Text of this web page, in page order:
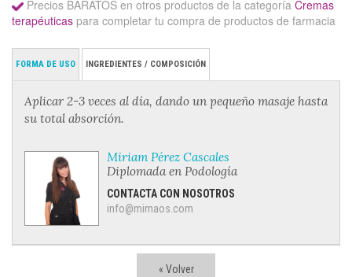
« Volver
Precios BARATOS en otros productos de la categoría Cremas
terapéuticas para completar tu compra de productos de farmacia
FORMA DE USO INGREDIENTES / COMPOSICIÓN
Aplicar 2-3 veces al día, dando un pequeño masaje hasta
su total absorción.
Miriam Pérez Cascales
Diplomada en Podología
CONTACTA CON NOSOTROS
info@mimaos.com